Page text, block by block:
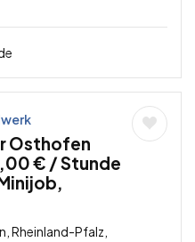
Osthofen
€ / Stunde
Rheinland-Pfalz,